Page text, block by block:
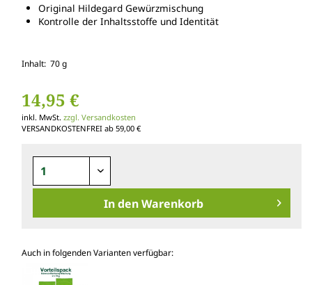
Original Hildegard Gewürzmischung
Kontrolle der Inhaltsstoffe und Identität
Inhalt: 70 g
14,95 €
inkl. MwSt. zzgl. Versandkosten
VERSANDKOSTENFREI ab 59,00 €
In den Warenkorb
Auch in folgenden Varianten verfügbar: